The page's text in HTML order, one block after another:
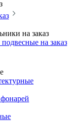
на заказ
на заказ